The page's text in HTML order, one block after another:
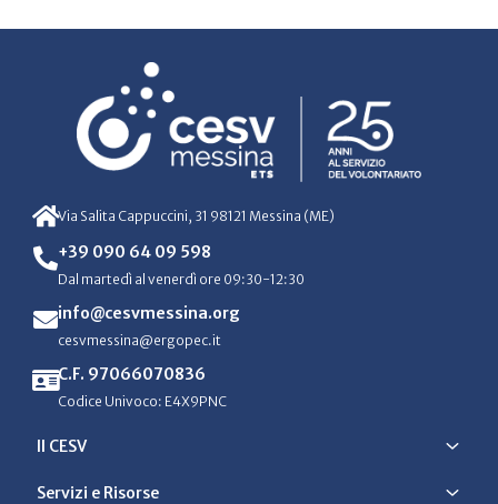
Via Salita Cappuccini, 31 98121 Messina (ME)
+39 090 64 09 598
Dal martedì al venerdì ore 09:30-12:30
info@cesvmessina.org
cesvmessina@ergopec.it
C.F. 97066070836
Codice Univoco: E4X9PNC
Il CESV
Servizi e Risorse